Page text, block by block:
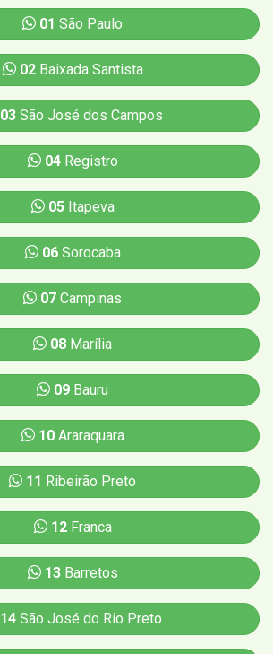
01 São Paulo
02Baixada Santista
03São José dos Campos
04Registro
05Itapeva
06Sorocaba
07 Campinas
08 Marília
09 Bauru
10Araraquara
11 Ribeirão Preto
12Franca
13Barretos
14 São José do Rio Preto